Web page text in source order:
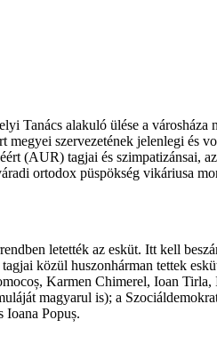
Tanács alakuló ülése a
szervezetének jelenlegi
(AUR) tagjai és
ortodox püspökség vikáriusa
letették az esküt. Itt kell
közül huszonhárman tettek
Karmen Chimerel, Ioan
magyarul is); a
Ioana Popuș.